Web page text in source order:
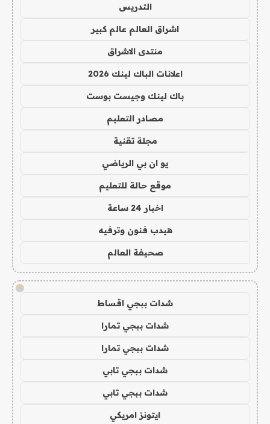
التدريس
اشراق العالم عالم كبير
منتدى الاشراق
اعلانات الباك لينك 2026
باك لينك وجيست بوست
مصادر التعليم
مجلة تقنية
يو ان بي الرياضي
موقع حالة للتعليم
اخبار 24 ساعة
هيدب فنون وترفيه
صحيفة العالم
!
شدات ببجي اقساط
شدات ببجي تمارا
شدات ببجي تمارا
شدات ببجي تابي
شدات ببجي تابي
ايتونز امريكي